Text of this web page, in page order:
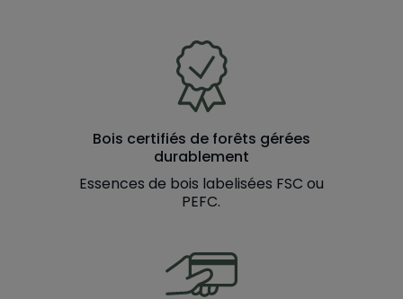
Bois certifiés de forêts gérées
durablement
Essences de bois labelisées FSC ou
PEFC.